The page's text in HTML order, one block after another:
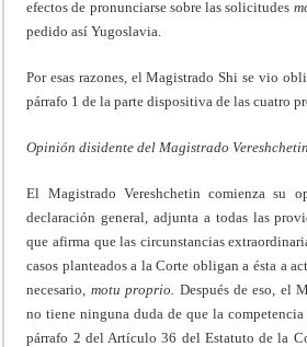
efectos de pronunciarse sobre las solicitudes
pedido así Yugoslavia.
Por esas razones, el Magistrado Shi se vio
párrafo 1 de la parte dispositiva de las cuatro
Opinión disidente del Magistrado Vereshchetin
El Magistrado Vereshchetin comienza su
declaración general, adjunta a todas las
que afirma que las circunstancias
casos planteados a la Corte obligan a ésta a
necesario, motu proprio. Después de eso, el
no tiene ninguna duda de que la competencia
párrafo 2 del Artículo 36 del Estatuto de la